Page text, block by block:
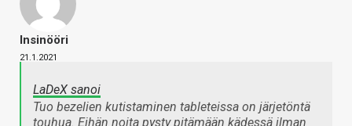
Insinööri
21.1.2021
LaDeX sanoi
Tuo bezelien kutistaminen tableteissa on järjetöntä
touhua. Eihän noita pysty pitämään kädessä ilman